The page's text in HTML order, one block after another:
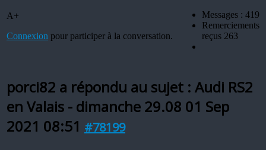
A+
Connexion pour participer à la conversation.
Messages : 419
Remerciements
reçus 263
porci82 a répondu au sujet : Audi RS2
en Valais - dimanche 29.08 01 Sep
2021 08:51 #78199